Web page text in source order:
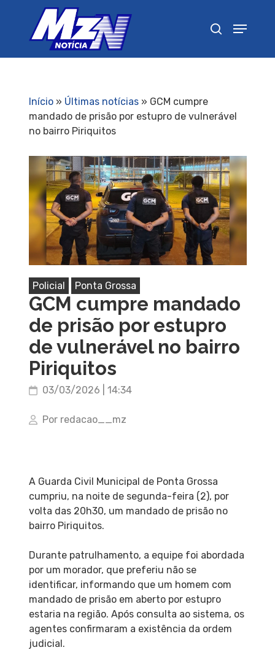
Início» Últimas notícias» GCM cumpre
mandado de prisão por estupro de vulnerável
no bairro Piriquitos
Policial Ponta Grossa
GCM cumpre mandado
de prisão por estupro
de vulnerável no bairro
Piriquitos
03/03/2026 | 14:34
Por redacao__mz
A Guarda Civil Municipal de Ponta Grossa
cumpriu, na noite de segunda-feira (2), por
volta das 20h30, um mandado de prisão no
bairro Piriquitos.
Durante patrulhamento, a equipe foi abordada
por um morador, que preferiu não se
identificar, informando que um homem com
mandado de prisão em aberto por estupro
estaria na região. Após consulta ao sistema, os
agentes confirmaram a existência da ordem
judicial.